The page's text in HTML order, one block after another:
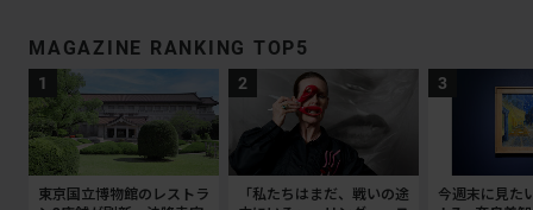
MAGAZINE RANKING TOP5
東京国立博物館のレストラ
「私たちはまだ、戦いの途
今週末に見た